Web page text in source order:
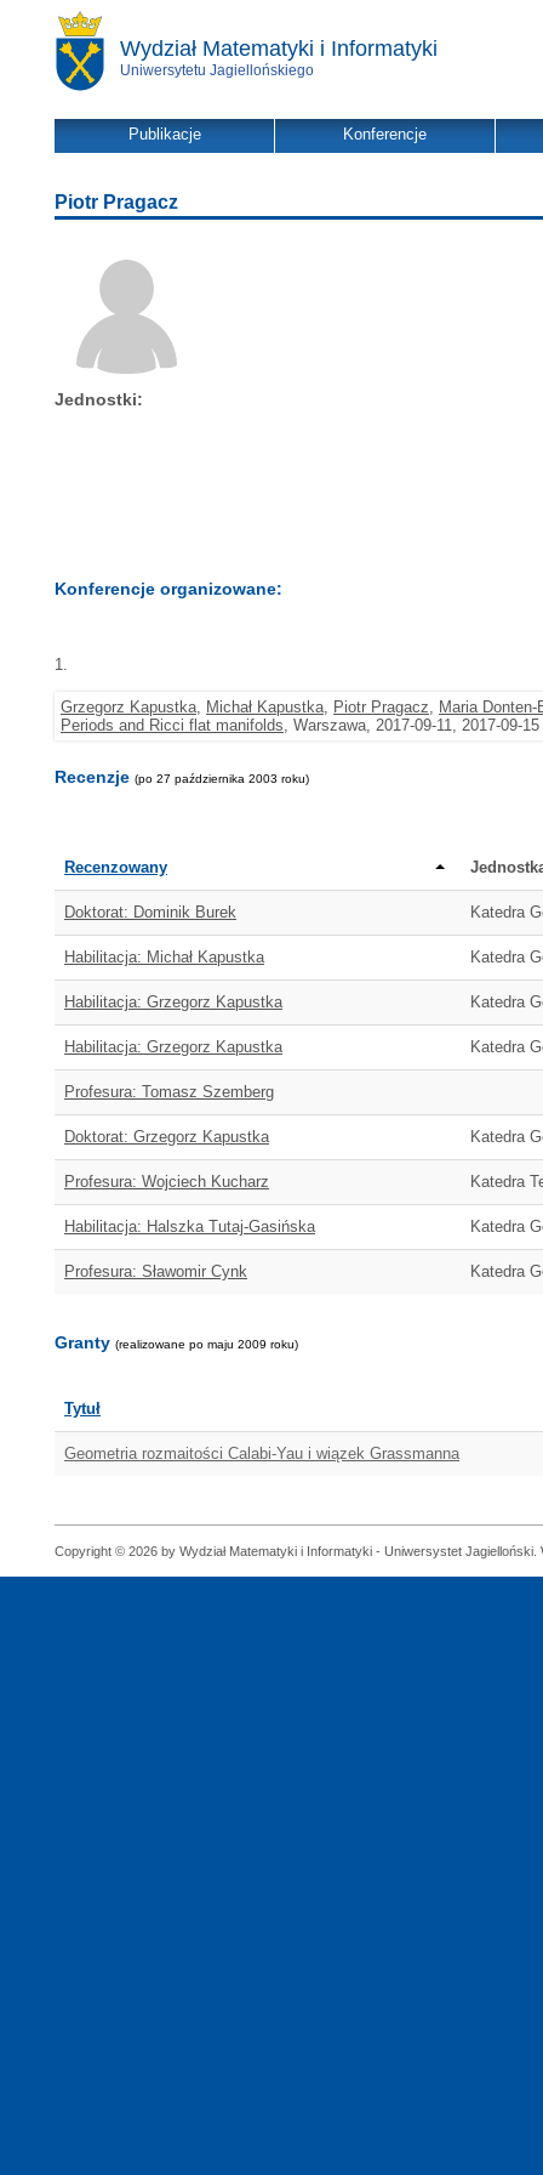
Wydział Matematyki i Informatyki
Uniwersytetu Jagiellońskiego
Publikacje Konferencje
Piotr Pragacz
Jednostki:
Konferencje organizowane:
1.
Grzegorz Kapustka, Michał Kapustka, Piotr Pragacz, Maria Donten-
Periods and Ricci flat manifolds, Warszawa, 2017-09-11, 2017-09-15
Recenzje (po 27 października 2003 roku)
Recenzowany
Doktorat: Dominik Burek Katedra
Habilitacja: Michał Kapustka Katedra
Habilitacja: Grzegorz Kapustka Katedra
Habilitacja: Grzegorz Kapustka Katedra
Profesura: Tomasz Szemberg
Doktorat: Grzegorz Kapustka Katedra
Profesura: Wojciech Kucharz Katedra
Habilitacja: Halszka Tutaj-Gasińska Katedra
Profesura: Sławomir Cynk Katedra
Granty (realizowane po maju 2009 roku)
Tytuł
Geometria rozmaitości Calabi-Yau i wiązek Grassmanna
Copyright © 2026 by Wydział Matematyki i Informatyki - Uniwersystet